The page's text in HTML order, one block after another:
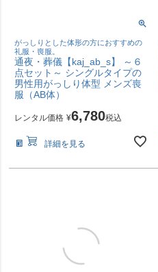
がっしりとした体形の方におすすめの
礼服・喪服。
通夜・葬儀【kaj_ab_s】 ～６
点セット～ シングルタイプの
男性用がっしり体型 メンズ喪
服（AB体）
レンタル価格 ¥6,780税込
詳細を見る